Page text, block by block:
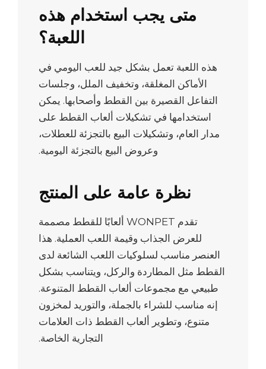
متى يجب استخدام هذه
اللعبة؟
هذه اللعبة تعمل بشكل جيد للعب اليومي في
الأماكن المغلقة، وتخفيف الملل، وجلسات
التفاعل القصيرة بين القطط وأصحابها. يمكن
استخدامها في تشكيلات ألعاب القطط على
مدار العام، وتشكيلات البيع بالتجزئة للعطلات،
وعروض البيع بالتجزئة اليومية.
نظرة عامة على المنتج
تقدم WONPET ألعابًا للقطط مصممة
للعرض الجذاب وقيمة اللعب العملية. هذا
العنصر مناسب لسلوكيات اللعب الشائعة لدى
القطط مثل المطاردة والركل، ويتناسب بشكل
طبيعي مع مجموعات ألعاب القطط المتنوعة.
إنه مناسب للشراء بالجملة، والتوريد لمخزون
متنوع، وتطوير ألعاب القطط ذات العلامات
التجارية الخاصة.